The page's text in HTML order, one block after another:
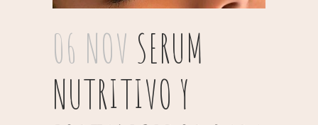
06 NOV SERUM
NUTRITIVO Y